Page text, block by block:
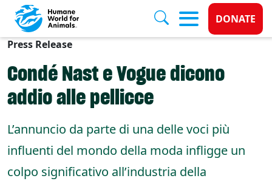
Skip to main content
Donate
DONATE
Press Release
Condé Nast e Vogue dicono
addio alle pellicce
L’annuncio da parte di una delle voci più
influenti del mondo della moda infligge un
colpo significativo all’industria della